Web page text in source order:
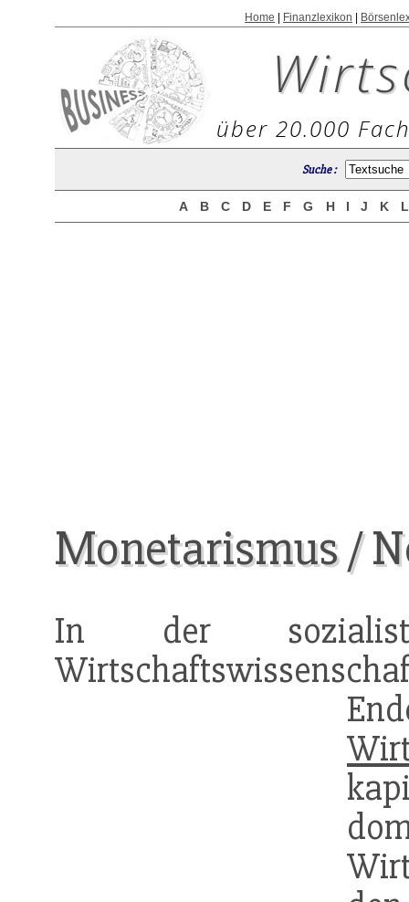
Home Finanzlexikon
über 20.000
Suche :
A B C D E F G H I J K
Monetarismus /
In der